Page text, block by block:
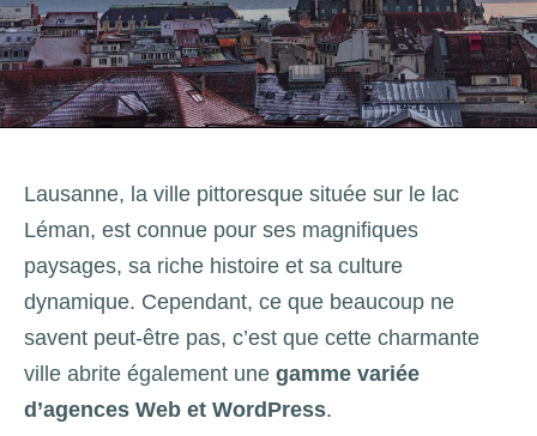
Lausanne, la ville pittoresque située sur le lac
Léman, est connue pour ses magnifiques
paysages, sa riche histoire et sa culture
dynamique. Cependant, ce que beaucoup ne
savent peut-être pas, c’est que cette charmante
ville abrite également une gamme variée
d’agences Web et WordPress.